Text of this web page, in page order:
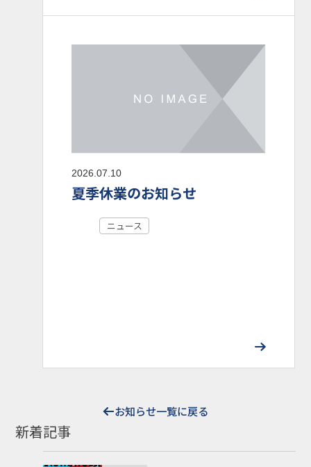
2026.07.10
夏季休業のお知らせ
ニュース
お知らせ一覧に戻る
新着記事